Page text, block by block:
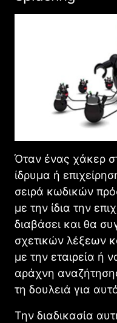
Όταν ένας χάκερ
ίδρυμα ή
σειρά κωδικών
με την ίδια την
διαβάσει και θα
σχετικών λέξεων
με την εταιρεία ή
αράχνη
τη δουλειά για
Την διαδικασία